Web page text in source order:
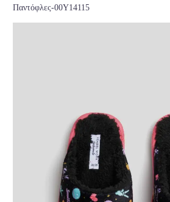
Παντόφλες-00Y14115